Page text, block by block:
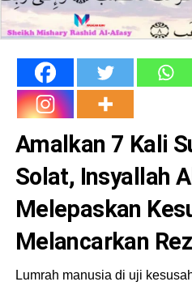
Amalkan 7 Kali
Solat, Insyallah
Melepaskan
Melancarkan
Lumrah manusia di uji